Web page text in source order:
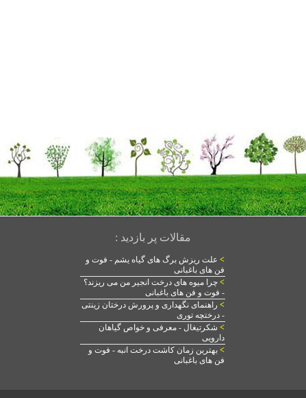
مقالات پر بازدید :
> علت ریزش برگ های گیاه یشم - فوت و
فن های باغبانی
> چرا میوه های درخت انجیر من می ریزند؟
- فوت و فن های باغبانی
> راهنمای نگهداری و پرورش درختان زینتی
- درختچه توری
> شکرتیغال - معرفی و خواص گیاهان
دارویی
> بهترین زمان کاشت درخت انبه - فوت و
فن های باغبانی